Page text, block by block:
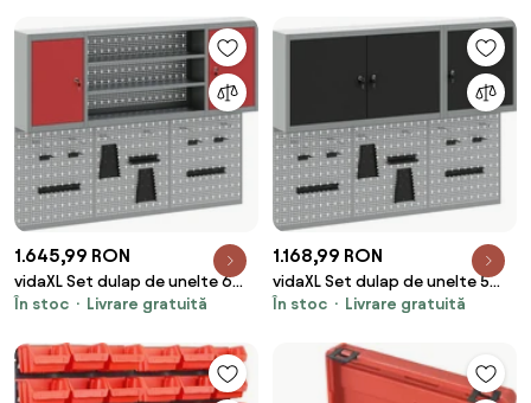
1.645,99 RON
vidaXL Set dulap de unelte 6
pcs Roșu Oțel vopsit
În stoc Livrare gratuită
1.168,99 RON
vidaXL Set dulap de unelte 5
pcs Negru Oțel vopsit
În stoc Livrare gratuită